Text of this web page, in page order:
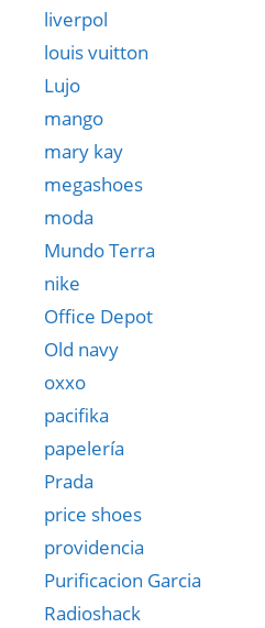
liverpol
louis vuitton
Lujo
mango
mary kay
megashoes
moda
Mundo Terra
nike
Office Depot
Old navy
oxxo
pacifika
papelería
Prada
price shoes
providencia
Purificacion Garcia
Radioshack